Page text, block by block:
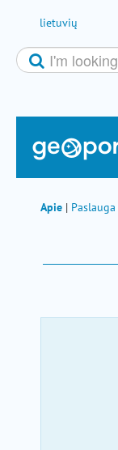
lietuvių
Apie | Paslauga